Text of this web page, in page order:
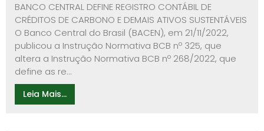
BANCO CENTRAL DEFINE REGISTRO CONTÁBIL DE
CRÉDITOS DE CARBONO E DEMAIS ATIVOS SUSTENTÁVEIS
O Banco Central do Brasil (BACEN), em 21/11/2022,
publicou a Instrução Normativa BCB nº 325, que
altera a Instrução Normativa BCB nº 268/2022, que
define as re...
Leia Mais...